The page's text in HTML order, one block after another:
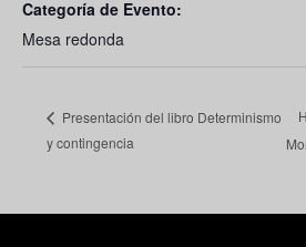
Categoría de Evento:
Mesa redonda
Presentación del libro Determinismo
y contingencia